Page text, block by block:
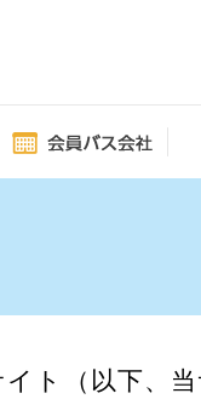
ト（以下、